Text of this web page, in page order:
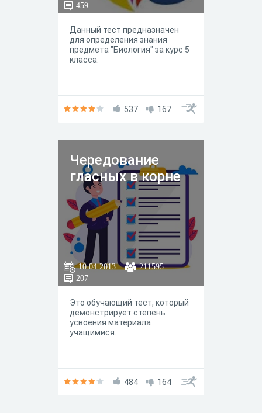
459
Данный тест предназначен
для определения знания
предмета "Биология" за курс 5
класса.
537 167
Чередование
гласных в корне
10.04.2013
211595
207
Это обучающий тест, который
демонстрирует степень
усвоения материала
учащимися.
484 164